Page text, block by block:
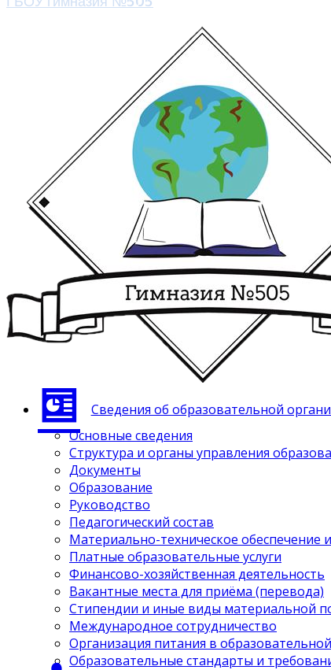
Сведения об образовательной
Основные сведения
Структура и органы управления
Документы
Образование
Руководство
Педагогический состав
Материально-техническое обеспечение
Платные образовательные услуги
Финансово-хозяйственная деятельность
Вакантные места для приёма (перевода)
Стипендии и иные виды материальной
Международное сотрудничество
Организация питания в
Образовательные стандарты и